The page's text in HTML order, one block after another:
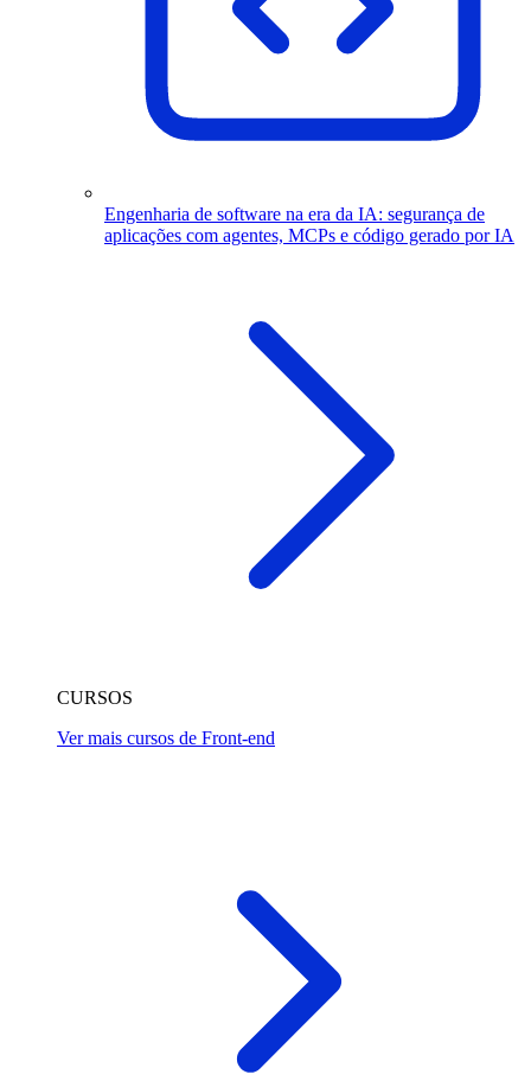
Engenharia de software na era da IA: segurança de
aplicações com agentes, MCPs e código gerado por IA
CURSOS
Ver mais cursos de Front-end